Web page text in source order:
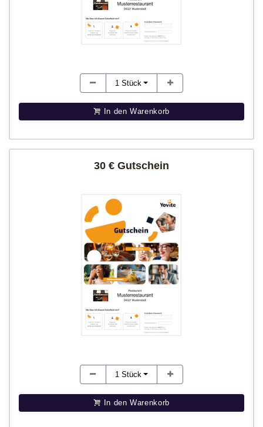
1 Stück
In den Warenkorb
30 € Gutschein
1 Stück
In den Warenkorb